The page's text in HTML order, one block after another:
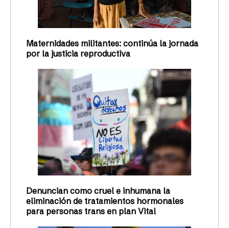
Maternidades militantes: continúa la jornada
por la justicia reproductiva
Denuncian como cruel e inhumana la
eliminación de tratamientos hormonales
para personas trans en plan Vital